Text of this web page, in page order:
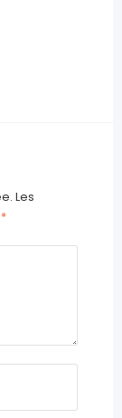
Les
*